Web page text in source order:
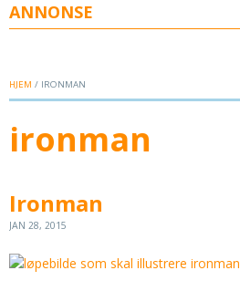
ANNONSE
HJEM / IRONMAN
ironman
Ironman
JAN 28, 2015